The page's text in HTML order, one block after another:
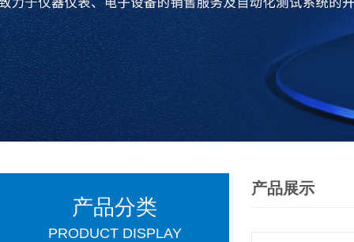
产品分类
PRODUCT DISPLAY
产品展示